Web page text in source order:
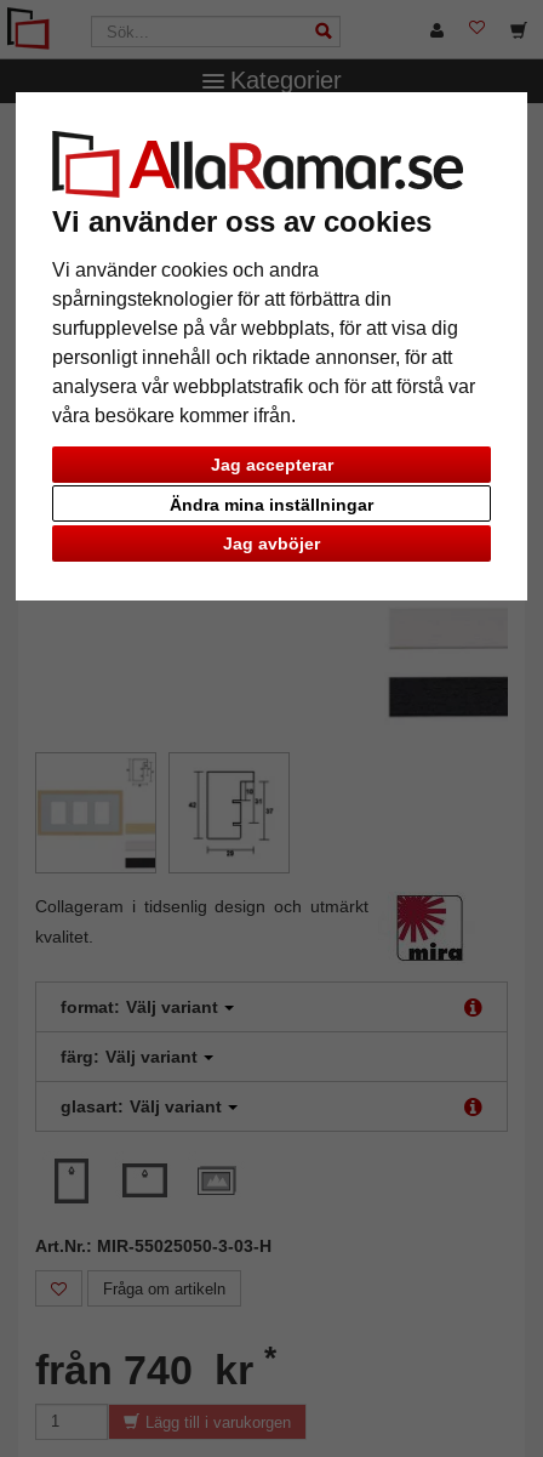
Vi använder oss av cookies
Vi använder cookies och andra
spårningsteknologier för att förbättra din
surfupplevelse på vår webbplats, för att visa dig
personligt innehåll och riktade annonser, för att
analysera vår webbplatstrafik och för att förstå var
våra besökare kommer ifrån.
Jag accepterar
Jag avböjer
Ändra mina inställningar
Kategorier
AllaRamar.se
Nouvelle
Collageram Nouvelle
Collageram i tidsenlig design och utmärkt
kvalitet.
format: Välj variant
färg: Välj variant
glasart: Välj variant
Art.Nr.: MIR-55025050-3-03-H
Fråga om artikeln
från 740 kr *
Lägg till i varukorgen